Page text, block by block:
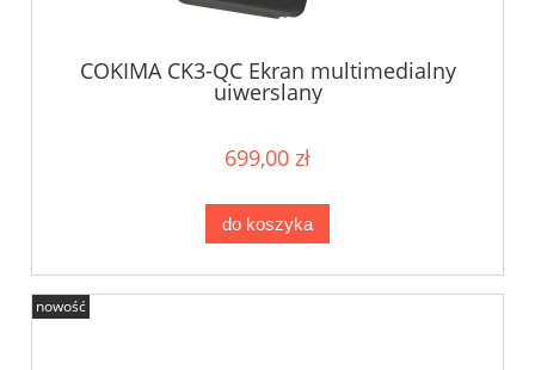
COKIMA CK3-QC Ekran multimedialny
uiwerslany
699,00 zł
do koszyka
nowość